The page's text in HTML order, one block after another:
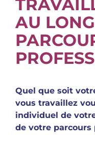
AU
Quel que soit
vous travaillez
individuel de
de votre parcours